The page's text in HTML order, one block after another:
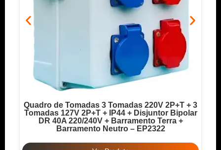
Quadro de Tomadas 3 Tomadas 220V 2P+T + 3
Tomadas 127V 2P+T + IP44 + Disjuntor Bipolar
DR 40A 220/240V + Barramento Terra +
Barramento Neutro – EP2322